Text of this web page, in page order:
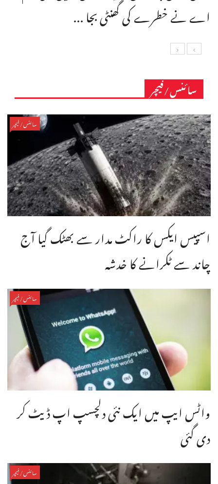
اے نے خطرے کی گھنٹی بجا ...
سائنس/فیچر
سائنس/فیچر
اسپیس ایکس کا راکٹ مدار سے بھٹک گیا آج
چاند سے ٹکرانے کا خدشہ
سائنس/فیچر
واٹس ایپ میں ایک نئی دلچسپ اپ ڈیٹ کر
دی گئی
سائنس/فیچر